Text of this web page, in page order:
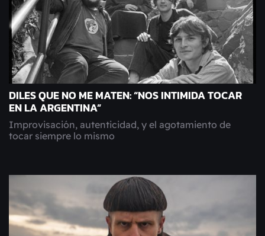
DILES QUE NO ME MATEN: “NOS INTIMIDA TOCAR
EN LA ARGENTINA”
Improvisación, autenticidad, y el agotamiento de
tocar siempre lo mismo